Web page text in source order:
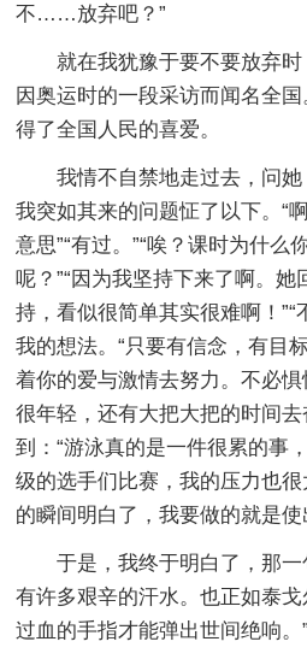
不……放弃吧？”
就在我犹豫于要不要放弃
因奥运时的一段采访而闻名全
得了全国人民的喜爱。
我情不自禁地走过去，问她
我突如其来的问题怔了以下
意思”“有过。”“唉？课时为什么
呢？”“因为我坚持下来了啊。
持，看似很简单其实很难啊！”“
我的想法。“只要有信念，有目
着你的爱与激情去努力。不必
很年轻，还有大把大把的时间
到：“游泳真的是一件很累的事
级的选手们比赛，我的压力也
的瞬间明白了，我要做的就是使
于是，我终于明白了，那
有许多艰辛的汗水。也正如泰
过血的手指才能弹出世间绝响。”